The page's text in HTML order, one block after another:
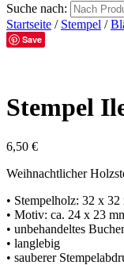
Suche nach:
Startseite / Stempel /
Save
Stempel
6,50 €
Weihnachtlicher
• Stempelholz: 32 x
• Motiv: ca. 24 x 23
• unbehandeltes
• langlebig
• sauberer